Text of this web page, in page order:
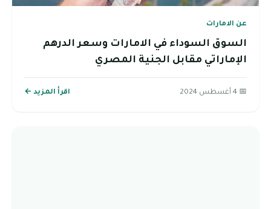
عن الامارات
السوق السوداء في الامارات وسعر الدرهم
الإماراتي مقابل الجنية المصري
📅 4 أغسطس 2024 اقرأ المزيد ←